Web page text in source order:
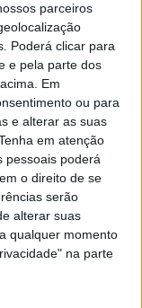
parceiros
Poderá clicar para
e pela parte dos
Em
ou para
e alterar as suas
em atenção
pessoais poderá
o direito de se
serão
alterar suas
qualquer momento
na parte
é dedicado aos
equipa de
em nós”
Carreiro, Lote